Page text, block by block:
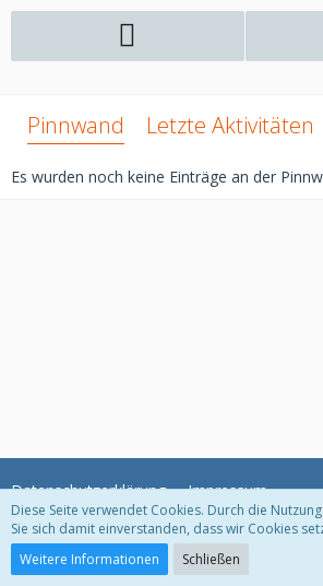
Pinnwand Letzte Aktivitäten
Es wurden noch keine Einträge an der
Datenschutzerklärung Impressum
Community-Software:
Diese Seite verwendet Cookies. Durch die
Sie sich damit einverstanden, dass wir Cookies
Weitere Informationen
Schließen